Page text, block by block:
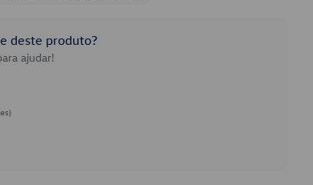
deste produto?
ajudar!